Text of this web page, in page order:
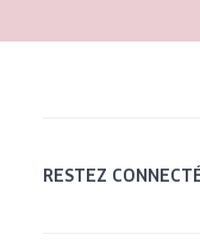
RESTEZ